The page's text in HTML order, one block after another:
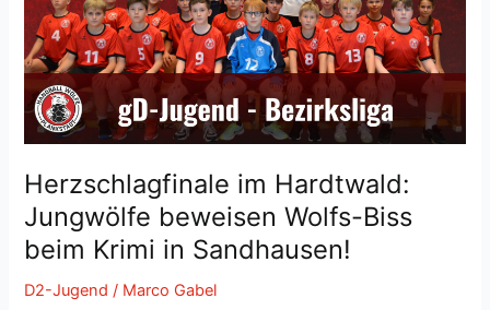
Herzschlag-
Remis
in
Viernheim!
Herzschlagfinale im Hardtwald:
Jungwölfe beweisen Wolfs-Biss
beim Krimi in Sandhausen!
D2-Jugend / Marco Gabel